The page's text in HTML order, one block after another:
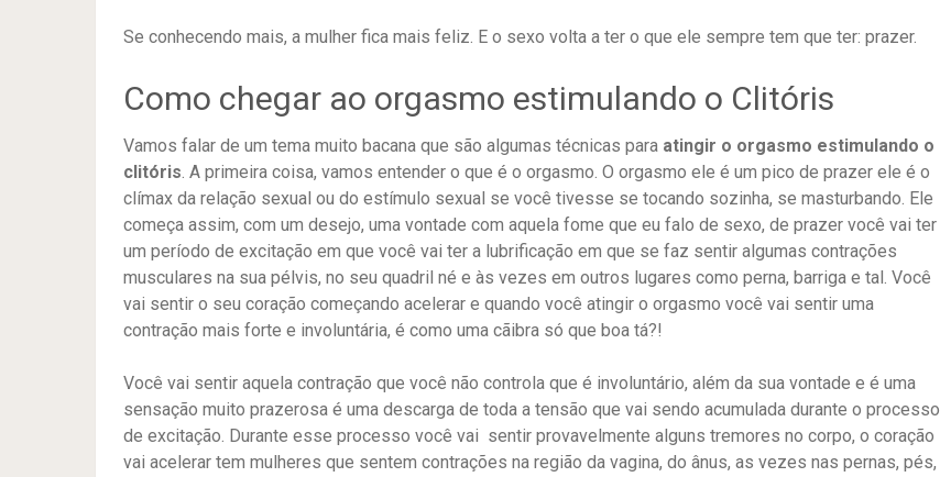
Se conhecendo mais, a mulher fica mais feliz. E o sexo volta a ter o que ele sempre tem que ter: prazer.
Como chegar ao orgasmo estimulando o Clitóris
Vamos falar de um tema muito bacana que são algumas técnicas para atingir o orgasmo estimulando o
clitóris. A primeira coisa, vamos entender o que é o orgasmo. O orgasmo ele é um pico de prazer ele é o
clímax da relação sexual ou do estímulo sexual se você tivesse se tocando sozinha, se masturbando. Ele
começa assim, com um desejo, uma vontade com aquela fome que eu falo de sexo, de prazer você vai ter
um período de excitação em que você vai ter a lubrificação em que se faz sentir algumas contrações
musculares na sua pélvis, no seu quadril né e às vezes em outros lugares como perna, barriga e tal. Você
vai sentir o seu coração começando acelerar e quando você atingir o orgasmo você vai sentir uma
contração mais forte e involuntária, é como uma cãibra só que boa tá?!
Você vai sentir aquela contração que você não controla que é involuntário, além da sua vontade e é uma
sensação muito prazerosa é uma descarga de toda a tensão que vai sendo acumulada durante o processo
de excitação. Durante esse processo você vai sentir provavelmente alguns tremores no corpo, o coração
vai acelerar tem mulheres que sentem contrações na região da vagina, do ânus, as vezes nas pernas, pés,